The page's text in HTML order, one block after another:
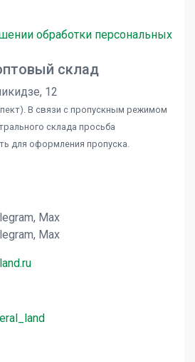
обработки персональных
склад
12
В связи с пропускным режимом
склада просьба
для оформления пропуска.
Max
Max